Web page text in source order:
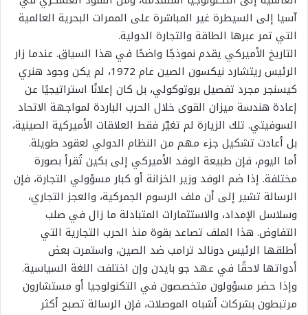
آسيا إلى السيطرة غير المباشرة على الممرات البحرية العالمية
التي تمر عبرها الطاقة والتجارة الدولية.
التاريخ الأميركي يقدم نموذجًا واضحًا في هذا السياق. عندما زار
الرئيس ريتشارد نيكسون الصين عام 1972، لم يكن وجود هنري
كيسنجر مجرد تفصيل بروتوكولي، بل كان إعلانًا استراتيجيًا عن
إعادة هندسة ميزان القوى خلال الحرب الباردة لمواجهة الاتحاد
السوفيتي. تلك الزيارة لم تغيّر فقط العلاقات الأميركية الصينية،
بل أعادت تشكيل جزء مهم من النظام الدولي لعقود طويلة.
أما اليوم، فإن طبيعة الوفد الأميركي إلى بكين تُقرأ بصورة
مختلفة. إذا ضم الوفد وزير الخزانة أو كبار مسؤولي التجارة، فإن
الرسالة تشير إلى أن ملف الرسوم الجمركية، والعجز التجاري،
وسلاسل الإمداد، والاستثمارات المتبادلة ما زال في صلب
التفاوض. هذا الملف تصاعد بقوة منذ الحرب التجارية التي
أطلقها الرئيس دونالد ترامب ضد الصين، واستمرت بعض
أدواتها لاحقًا في عهد جو بايدن وإن اختلفت اللغة السياسية.
وإذا حضر مسؤولون متخصصون في التكنولوجيا أو مستشارون
مرتبطون بشركات أشباه الموصلات، فإن الرسالة تصبح أكثر